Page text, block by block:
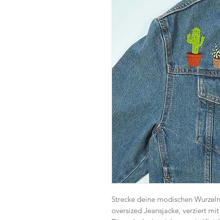
Strecke deine modischen
oversized Jeansjacke, verziert